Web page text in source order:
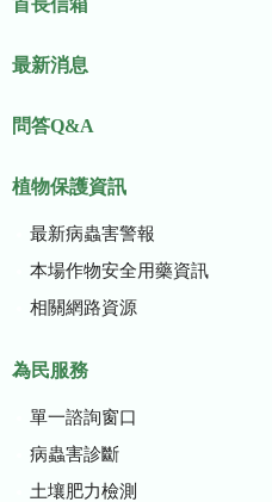
首長信箱
最新消息
問答Q&A
植物保護資訊
最新病蟲害警報
本場作物安全用藥資訊
相關網路資源
為民服務
單一諮詢窗口
病蟲害診斷
土壤肥力檢測